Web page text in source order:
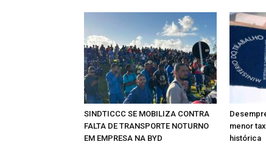
SINDTICCC SE MOBILIZA CONTRA
FALTA DE TRANSPORTE NOTURNO
EM EMPRESA NA BYD
menor
histórica